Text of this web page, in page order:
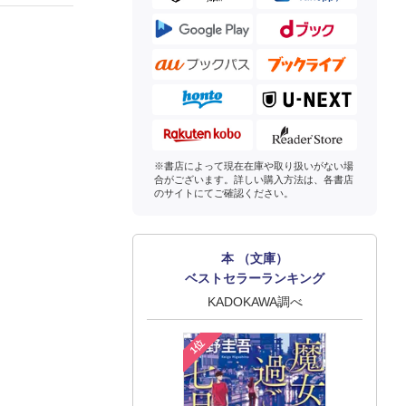
※書店によって現在在庫や取り扱いがない場
合がございます。詳しい購入方法は、各書店
のサイトにてご確認ください。
本 （文庫）
ベストセラーランキング
KADOKAWA調べ
1位